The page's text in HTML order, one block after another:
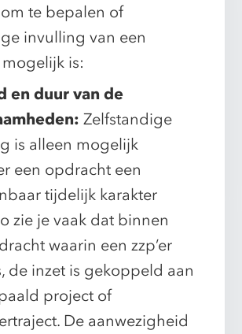
te bepalen of
invulling van een
is:
en duur van de
Zelfstandige
is alleen mogelijk
een opdracht een
tijdelijk karakter
zie je vaak dat binnen
waarin een zzp’er
de inzet is gekoppeld aan
project of
De aanwezigheid